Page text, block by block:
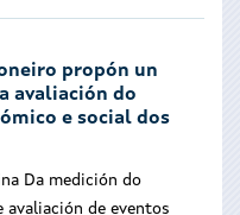
propón un
avaliación do
e social dos
Da medición do
avaliación de eventos